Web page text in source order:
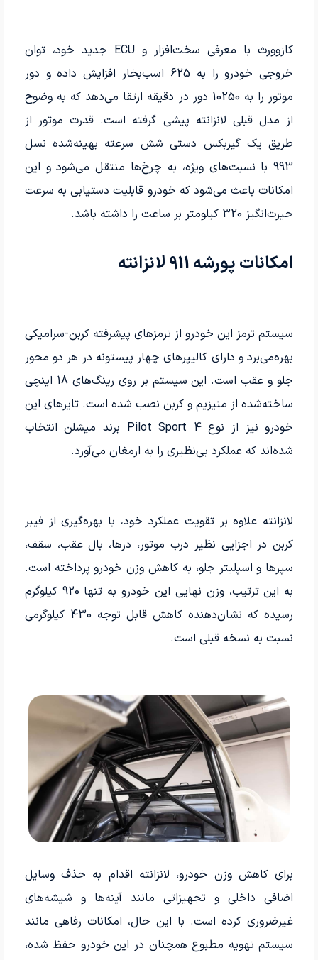
کازوورث با معرفی سخت‌افزار و ECU جدید خود، توان
خروجی خودرو را به 625 اسب‌بخار افزایش داده و دور
موتور را به 10250 دور در دقیقه ارتقا می‌دهد که به وضوح
از مدل قبلی لانزانته پیشی گرفته است. قدرت موتور از
طریق یک گیربکس دستی شش سرعته بهینه‌شده نسل
993 با نسبت‌های ویژه، به چرخ‌ها منتقل می‌شود و این
امکانات باعث می‌شود که خودرو قابلیت دستیابی به سرعت
حیرت‌انگیز 320 کیلومتر بر ساعت را داشته باشد.
امکانات پورشه 911 لانزانته
سیستم ترمز این خودرو از ترمزهای پیشرفته کربن-سرامیکی
بهره‌می‌برد و دارای کالیپرهای چهار پیستونه در هر دو محور
جلو و عقب است. این سیستم بر روی رینگ‌های 18 اینچی
ساخته‌شده از منیزیم و کربن نصب شده است. تایرهای این
خودرو نیز از نوع Pilot Sport 4 برند میشلن انتخاب
شده‌اند که عملکرد بی‌نظیری را به ارمغان می‌آورد.
لانزانته علاوه بر تقویت عملکرد خود، با بهره‌گیری از فیبر
کربن در اجزایی نظیر درب موتور، درها، بال عقب، سقف،
سپرها و اسپلیتر جلو، به کاهش وزن خودرو پرداخته است.
به این ترتیب، وزن نهایی این خودرو به تنها 920 کیلوگرم
رسیده که نشان‌دهنده کاهش قابل توجه 430 کیلوگرمی
نسبت به نسخه قبلی است.
برای کاهش وزن خودرو، لانزانته اقدام به حذف وسایل
اضافی داخلی و تجهیزاتی مانند آینه‌ها و شیشه‌های
غیرضروری کرده است. با این حال، امکانات رفاهی مانند
سیستم تهویه مطبوع همچنان در این خودرو حفظ شده،